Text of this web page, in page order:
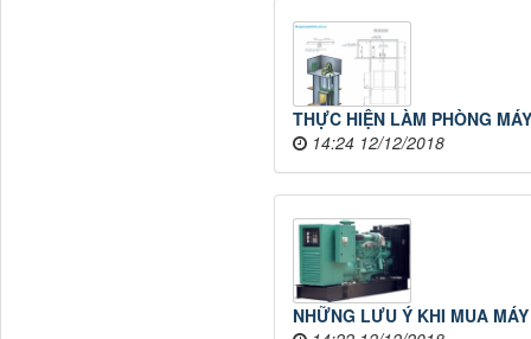
THỰC HIỆN LÀM PHÒNG
14:24 12/12/2018
NHỮNG LƯU Ý KHI MUA